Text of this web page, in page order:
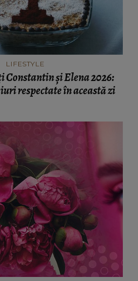
LIFESTYLE
și Elena 2026:
respectate în această zi